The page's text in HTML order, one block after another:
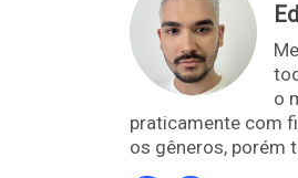
o
praticamente com
os gêneros, porém